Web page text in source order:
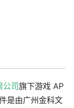
公司旗下游戏 AP
是由广州金科文